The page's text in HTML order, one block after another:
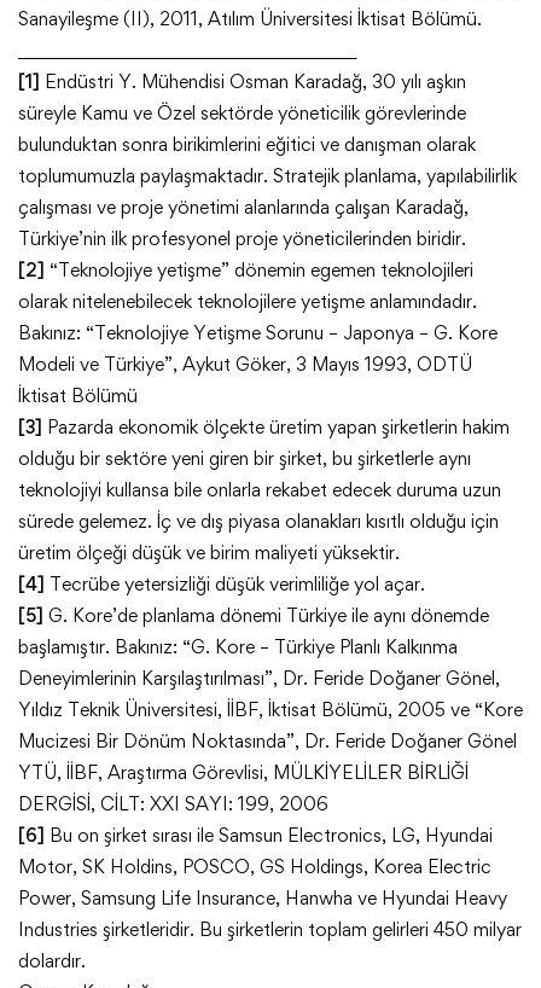
Sanayileşme (II), 2011, Atılım Üniversitesi İktisat Bölümü.
[1] Endüstri Y. Mühendisi Osman Karadağ, 30 yılı aşkın
süreyle Kamu ve Özel sektörde yöneticilik görevlerinde
bulunduktan sonra birikimlerini eğitici ve danışman olarak
toplumumuzla paylaşmaktadır. Stratejik planlama, yapılabilirlik
çalışması ve proje yönetimi alanlarında çalışan Karadağ,
Türkiye’nin ilk profesyonel proje yöneticilerinden biridir.
[2] “Teknolojiye yetişme” dönemin egemen teknolojileri
olarak nitelenebilecek teknolojilere yetişme anlamındadır.
Bakınız: “Teknolojiye Yetişme Sorunu – Japonya – G. Kore
Modeli ve Türkiye”, Aykut Göker, 3 Mayıs 1993, ODTÜ
İktisat Bölümü
[3] Pazarda ekonomik ölçekte üretim yapan şirketlerin hakim
olduğu bir sektöre yeni giren bir şirket, bu şirketlerle aynı
teknolojiyi kullansa bile onlarla rekabet edecek duruma uzun
sürede gelemez. İç ve dış piyasa olanakları kısıtlı olduğu için
üretim ölçeği düşük ve birim maliyeti yüksektir.
[4] Tecrübe yetersizliği düşük verimliliğe yol açar.
[5] G. Kore’de planlama dönemi Türkiye ile aynı dönemde
başlamıştır. Bakınız: “G. Kore – Türkiye Planlı Kalkınma
Deneyimlerinin Karşılaştırılması”, Dr. Feride Doğaner Gönel,
Yıldız Teknik Üniversitesi, İİBF, İktisat Bölümü, 2005 ve “Kore
Mucizesi Bir Dönüm Noktasında”, Dr. Feride Doğaner Gönel
YTÜ, İİBF, Araştırma Görevlisi, MÜLKİYELİLER BİRLİĞİ
DERGİSİ, CİLT: XXI SAYI: 199, 2006
[6] Bu on şirket sırası ile Samsun Electronics, LG, Hyundai
Motor, SK Holdins, POSCO, GS Holdings, Korea Electric
Power, Samsung Life Insurance, Hanwha ve Hyundai Heavy
Industries şirketleridir. Bu şirketlerin toplam gelirleri 450 milyar
dolardır.